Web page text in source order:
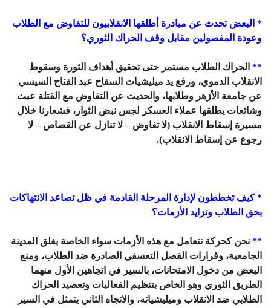
* البعض تحدث عن مبادرة أطلقها الانقلابيون للتفاوض مع الطلاب
وعودة المفصولين مقابل وقف الحراك الثوري؟
** الحراك الطلاب مستمر حتى تحقيق أهداف الثورة وسقوط
الانقلاب الدموي، ورفع يد ميليشيات السفاح عبد الفتاح السيسي
عن جامعة الأزهر وطلابها، والحديث عن التفاوض مع القتلة عبث
وشائعات يطلقها عملاء العسكر لجس نبض الثوار، فشعارنا خلال
مسيرة إسقاط الانقلاب (لا تفاوض – لا تنازل عن القصاص – لا
رجوع عن إسقاط الانقلاب).
* كيف تخططون لإدارة المرحلة القادمة في ظل تصاعد الانتهاكات
بحق الطلاب وتزايد الأزمات؟
** نحن كحركة نتعامل مع هذه الأزمات سواء الخاصة بغلق المدينة
الجامعية، وقرارات الفصل التعسفي الصادرة ضد الطلاب، ومنع
البعض من دخول الامتحانات، بالسير في اتجاهين الأول منهما
الطريق الثوري وهو الخاص بتنظيم الفعاليات وتعصيد الحراك
الطلابي ضد الانقلاب وميليشياته، والاتجاه الثاني يتمثل في السير